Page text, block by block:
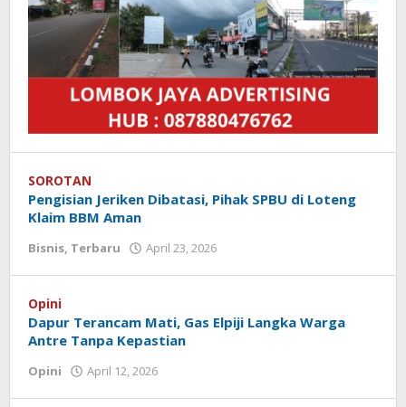
SOROTAN
Pengisian Jeriken Dibatasi, Pihak SPBU di Loteng
Klaim BBM Aman
Bisnis, Terbaru April 23, 2026
Opini
Dapur Terancam Mati, Gas Elpiji Langka Warga
Antre Tanpa Kepastian
Opini April 12, 2026